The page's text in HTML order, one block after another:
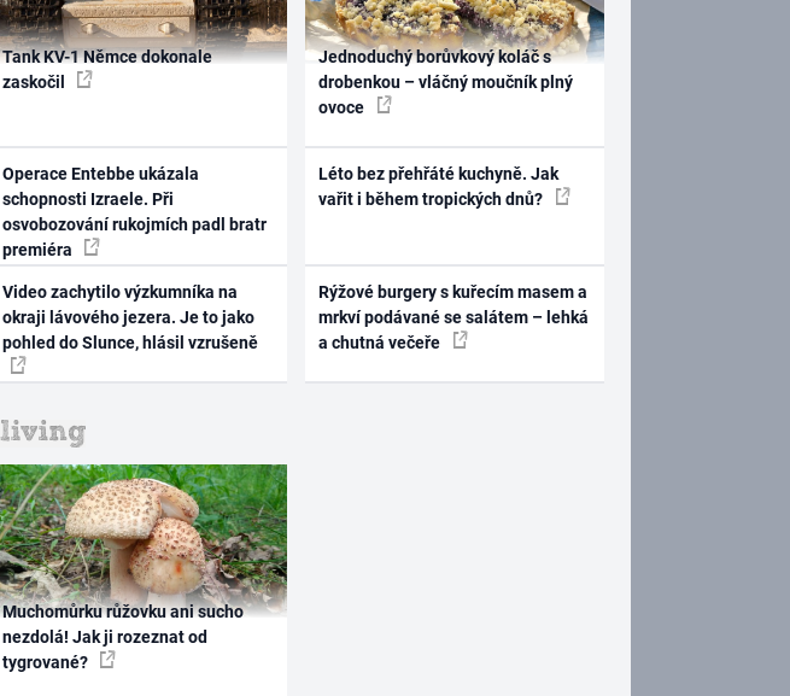
Tank KV-1 Němce dokonale
zaskočil
Operace Entebbe ukázala
schopnosti Izraele. Při
osvobozování rukojmích padl bratr
premiéra
Video zachytilo výzkumníka na
okraji lávového jezera. Je to jako
pohled do Slunce, hlásil vzrušeně
Jednoduchý borůvkový koláč s
drobenkou – vláčný moučník plný
ovoce
Léto bez přehřáté kuchyně. Jak
vařit i během tropických dnů?
Rýžové burgery s kuřecím masem a
mrkví podávané se salátem – lehká
a chutná večeře
Muchomůrku růžovku ani sucho
nezdolá! Jak ji rozeznat od
tygrované?